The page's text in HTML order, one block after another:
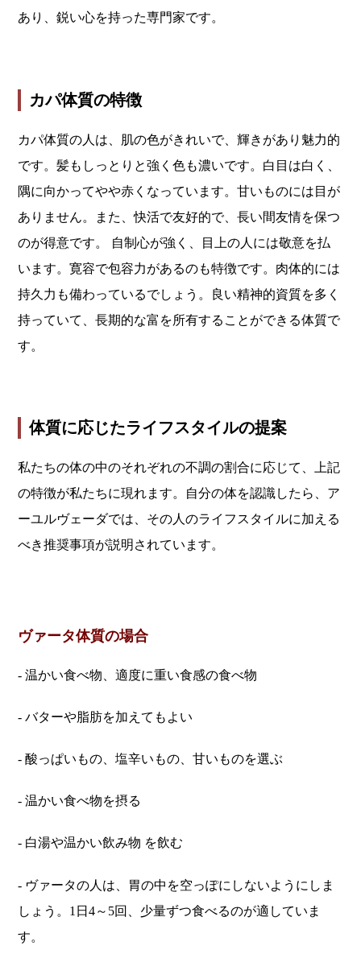
あり、鋭い心を持った専門家です。
カパ体質の特徴
カパ体質の人は、肌の色がきれいで、輝きがあり魅力的
です。髪もしっとりと強く色も濃いです。白目は白く、
隅に向かってやや赤くなっています。甘いものには目が
ありません。また、快活で友好的で、長い間友情を保つ
のが得意です。 自制心が強く、目上の人には敬意を払
います。寛容で包容力があるのも特徴です。肉体的には
持久力も備わっているでしょう。良い精神的資質を多く
持っていて、長期的な富を所有することができる体質で
す。
体質に応じたライフスタイルの提案
私たちの体の中のそれぞれの不調の割合に応じて、上記
の特徴が私たちに現れます。自分の体を認識したら、ア
ーユルヴェーダでは、その人のライフスタイルに加える
べき推奨事項が説明されています。
ヴァータ体質の場合
- 温かい食べ物、適度に重い食感の食べ物
- バターや脂肪を加えてもよい
- 酸っぱいもの、塩辛いもの、甘いものを選ぶ
- 温かい食べ物を摂る
- 白湯や温かい飲み物 を飲む
- ヴァータの人は、胃の中を空っぽにしないようにしま
しょう。1日4～5回、少量ずつ食べるのが適していま
す。